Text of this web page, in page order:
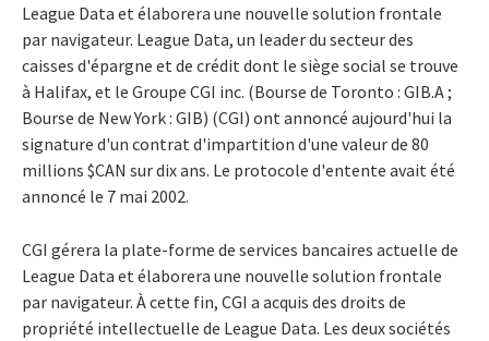
League Data et élaborera une nouvelle solution frontale
par navigateur. League Data, un leader du secteur des
caisses d'épargne et de crédit dont le siège social se trouve
à Halifax, et le Groupe CGI inc. (Bourse de Toronto : GIB.A ;
Bourse de New York : GIB) (CGI) ont annoncé aujourd'hui la
signature d'un contrat d'impartition d'une valeur de 80
millions $CAN sur dix ans. Le protocole d'entente avait été
annoncé le 7 mai 2002.
CGI gérera la plate-forme de services bancaires actuelle de
League Data et élaborera une nouvelle solution frontale
par navigateur. À cette fin, CGI a acquis des droits de
propriété intellectuelle de League Data. Les deux sociétés